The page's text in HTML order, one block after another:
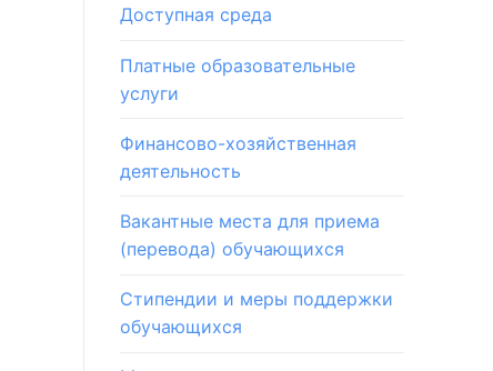
Доступная среда
Платные образовательные
услуги
Финансово-хозяйственная
деятельность
Вакантные места для приема
(перевода) обучающихся
Стипендии и меры поддержки
обучающихся